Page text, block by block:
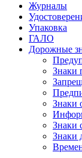
Журналы
Упаковка
ГАЛО
Дорожные
Знаки
Знаки
Знаки
Знаки